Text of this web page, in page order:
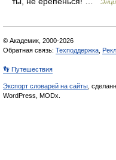
© Академик, 2000-2026
Обратная связь: Техподдержка
👣 Путешествия
Экспорт словарей на сайты ,
WordPress, MODx.